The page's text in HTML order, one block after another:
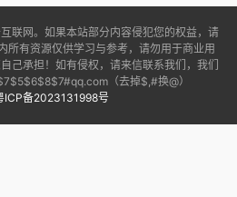
联网。如果本站部分内容侵犯您的权益，请
所有资源仅供学习与参考，请勿用于商业用
己承担！如有侵权，请来信联系我们，我们
（去掉$,#换@）
ICP备2023131998号